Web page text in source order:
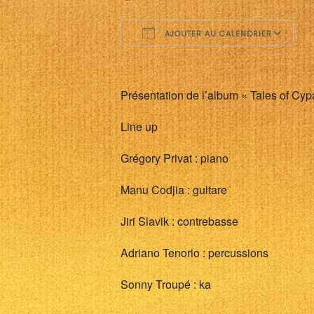
AJOUTER AU CALENDRIER
Télécharger ICS
Présentation de l’album « Tales of
Line up
Grégory Privat : piano
Manu Codjia : guitare
Jiri Slavik : contrebasse
Adriano Tenorio : percussions
Sonny Troupé : ka